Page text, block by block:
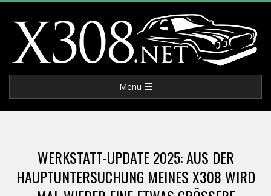
content
X
3
8
Navigation
Menu
WERKSTATT-UPDATE 2025: AUS DER
HAUPTUNTERSUCHUNG MEINES X308 WIRD